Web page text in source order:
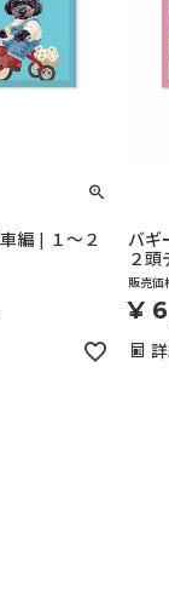
編 | １～２
バギ
２頭
販売価
¥